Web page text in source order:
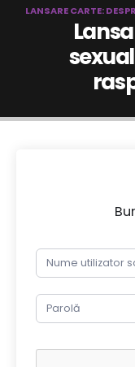
LANSARE CARTE: